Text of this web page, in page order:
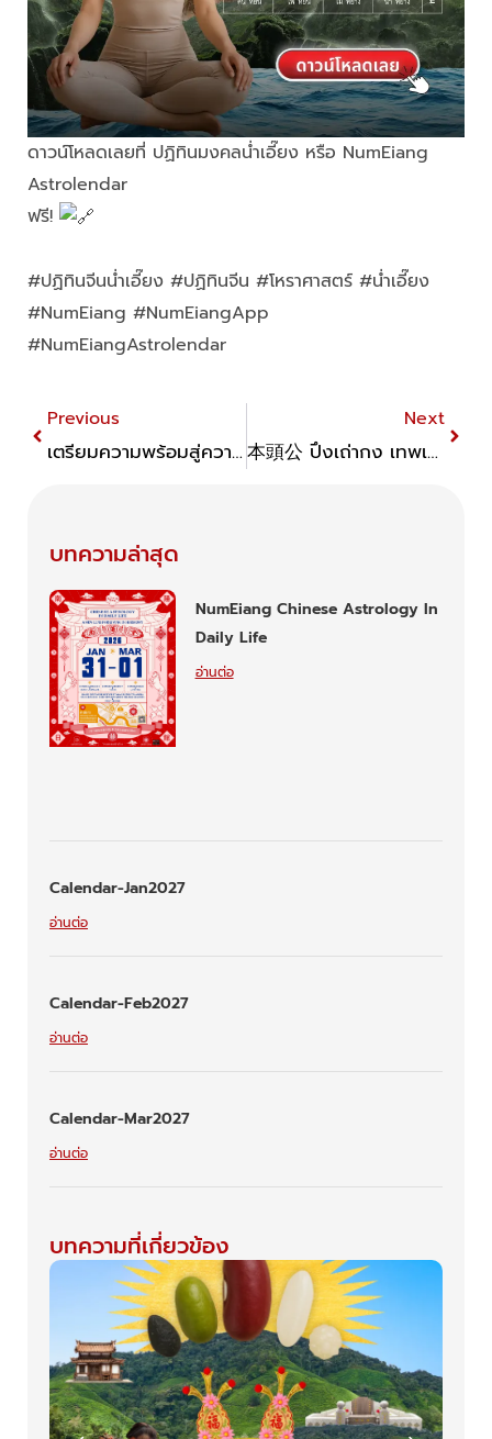
ดาวน์โหลดเลยที่ ปฏิทินมงคลน่ำเอี๊ยง หรือ NumEiang
Astrolendar
ฟรี!
#ปฏิทินจีนน่ำเอี๊ยง #ปฏิทินจีน #โหราศาสตร์ #น่ำเอี๊ยง
#NumEiang #NumEiangApp
#NumEiangAstrolendar
Previous
เตรียมความพร้อมสู่ความสำเร็จ บริการฤกษ์สอบจากน่ำเอี๊ยง
Next
本頭公 ปึงเถ่ากง เทพเจ้าผู้ดูแลชุมชนชาวจีนโพ้นทะเล
บทความล่าสุด
NumEiang Chinese Astrology In
Daily Life
อ่านต่อ
Calendar-Jan2027
อ่านต่อ
Calendar-Feb2027
อ่านต่อ
Calendar-Mar2027
อ่านต่อ
บทความที่เกี่ยวข้อง